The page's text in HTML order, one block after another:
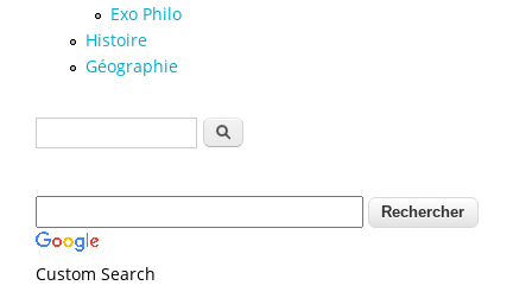
Exo Philo
Histoire
Géographie
Formulaire de recherche
Rechercher
Custom Search